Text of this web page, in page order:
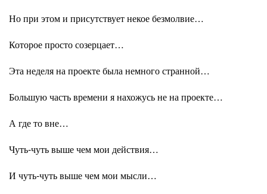
Но при этом и присутствует некое безмолвие…
Которое просто созерцает…
Эта неделя на проекте была немного странной…
Большую часть времени я нахожусь не на проекте…
А где то вне…
Чуть-чуть выше чем мои действия…
И чуть-чуть выше чем мои мысли…